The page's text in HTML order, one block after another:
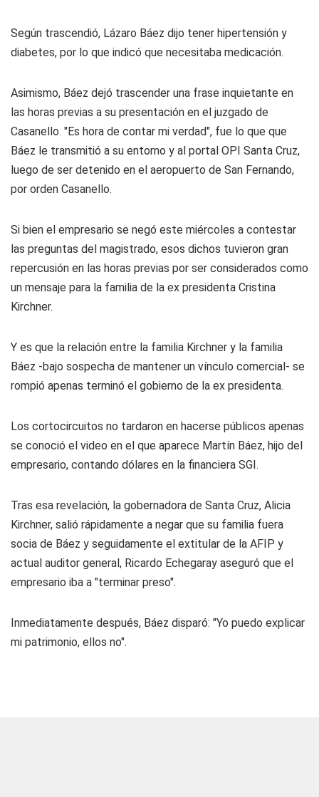
Según trascendió, Lázaro Báez dijo tener hipertensión y
diabetes, por lo que indicó que necesitaba medicación.
Asimismo, Báez dejó trascender una frase inquietante en
las horas previas a su presentación en el juzgado de
Casanello. "Es hora de contar mi verdad", fue lo que que
Báez le transmitió a su entorno y al portal OPI Santa Cruz,
luego de ser detenido en el aeropuerto de San Fernando,
por orden Casanello.
Si bien el empresario se negó este miércoles a contestar
las preguntas del magistrado, esos dichos tuvieron gran
repercusión en las horas previas por ser considerados como
un mensaje para la familia de la ex presidenta Cristina
Kirchner.
Y es que la relación entre la familia Kirchner y la familia
Báez -bajo sospecha de mantener un vínculo comercial- se
rompió apenas terminó el gobierno de la ex presidenta.
Los cortocircuitos no tardaron en hacerse públicos apenas
se conoció el video en el que aparece Martín Báez, hijo del
empresario, contando dólares en la financiera SGI.
Tras esa revelación, la gobernadora de Santa Cruz, Alicia
Kirchner, salió rápidamente a negar que su familia fuera
socia de Báez y seguidamente el extitular de la AFIP y
actual auditor general, Ricardo Echegaray aseguró que el
empresario iba a "terminar preso".
Inmediatamente después, Báez disparó: "Yo puedo explicar
mi patrimonio, ellos no".